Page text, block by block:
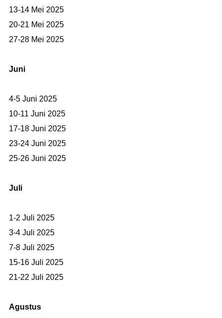
13-14 Mei 2025
20-21 Mei 2025
27-28 Mei 2025
Juni
4-5 Juni 2025
10-11 Juni 2025
17-18 Juni 2025
23-24 Juni 2025
25-26 Juni 2025
Juli
1-2 Juli 2025
3-4 Juli 2025
7-8 Juli 2025
15-16 Juli 2025
21-22 Juli 2025
Agustus